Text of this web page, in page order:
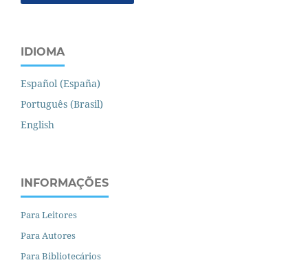
IDIOMA
Español (España)
Português (Brasil)
English
INFORMAÇÕES
Para Leitores
Para Autores
Para Bibliotecários